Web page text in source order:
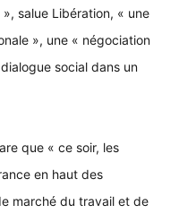
salue Libération, « une
», une « négociation
social dans un
que « ce soir, les
en haut des
marché du travail et de